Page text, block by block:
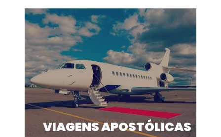
VIAGENS APOSTÓLICAS